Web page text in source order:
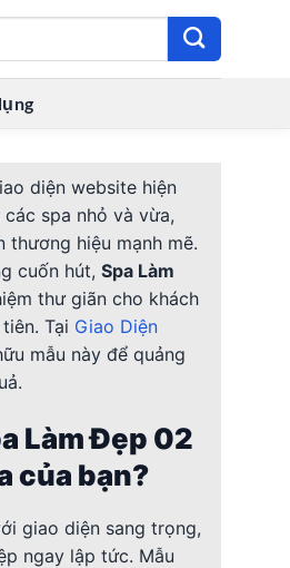
diện website hiện
spa nhỏ và vừa,
thương hiệu mạnh mẽ.
cuốn hút,Spa Làm
thư giãn cho khách
Tại Giao Diện
mẫu này để quảng
Làm Đẹp 02
của bạn?
giao diện sang trọng,
ngay lập tức. Mẫu